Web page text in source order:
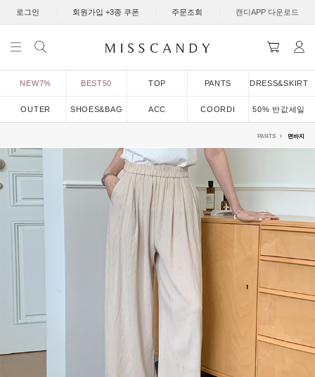
로그인 회원가입 +3종 쿠폰 주문조회 캔디APP 다운로드
NEW7% BEST50 TOP PANTS DRESS&SKIRT
OUTER SHOES&BAG ACC COORDI 50% 반값세일
PANTS 면바지